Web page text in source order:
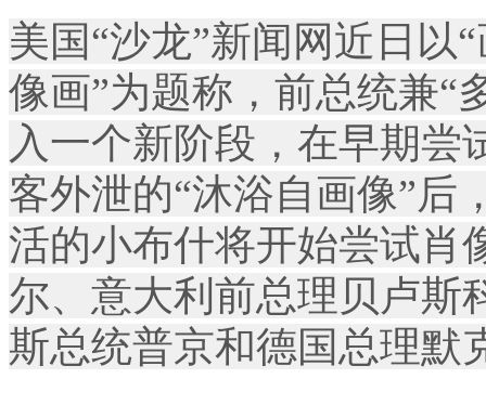
美国“沙龙”新闻网近日以
像画”为题称，前总统兼“
入一个新阶段，在早期尝
客外泄的“沐浴自画像”后
活的小布什将开始尝试肖
尔、意大利前总理贝卢斯
斯总统普京和德国总理默